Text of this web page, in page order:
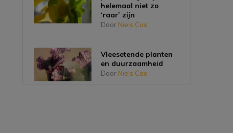
helemaal niet zo
‘raar’ zijn
Door Niels Cox
Vleesetende planten
en duurzaamheid
Door Niels Cox